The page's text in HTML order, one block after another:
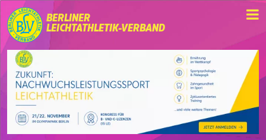
BERLINER
LEICHTATHLETIK-VERBAND